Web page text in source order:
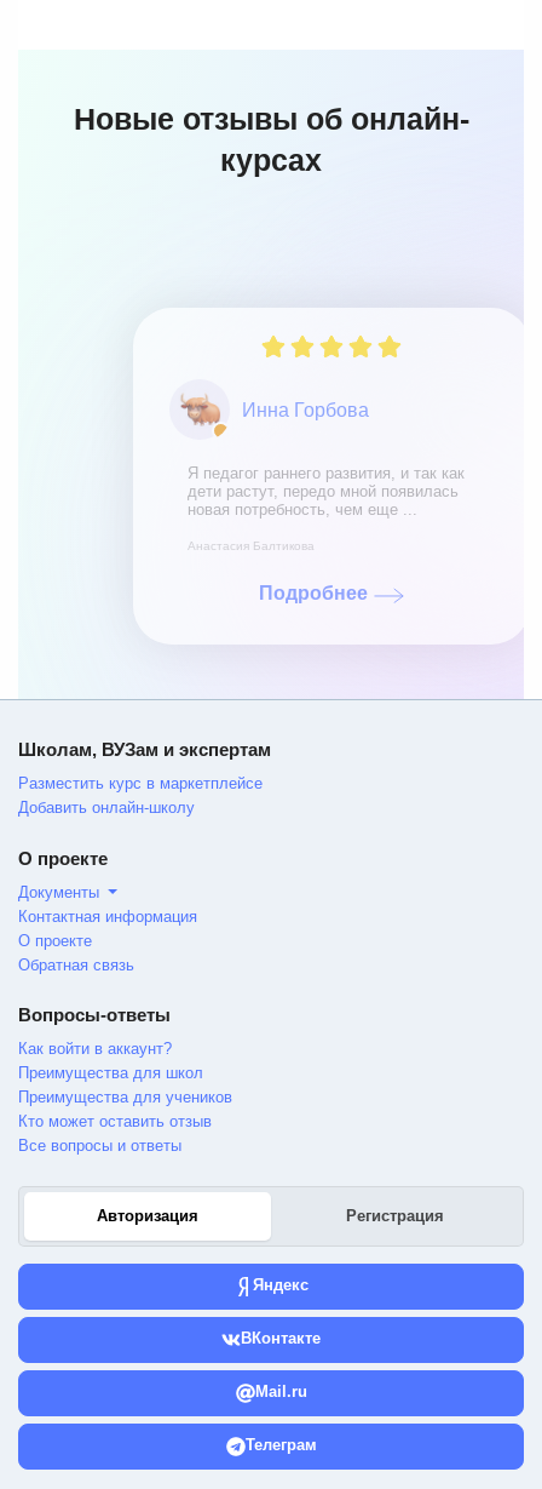
Новые отзывы об онлайн-
курсах
Инна Горбова
Я педагог раннего развития, и так как
дети растут, передо мной появилась
новая потребность, чем еще ...
Анастасия Балтикова
Подробнее
Школам, ВУЗам и экспертам
Разместить курс в маркетплейсе
Добавить онлайн-школу
О проекте
Документы
Контактная информация
О проекте
Обратная связь
Вопросы-ответы
Как войти в аккаунт?
Преимущества для школ
Преимущества для учеников
Кто может оставить отзыв
Все вопросы и ответы
Авторизация Регистрация
Яндекс
ВКонтакте
Mail.ru
Телеграм